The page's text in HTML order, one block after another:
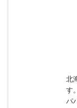
北
す。
パ